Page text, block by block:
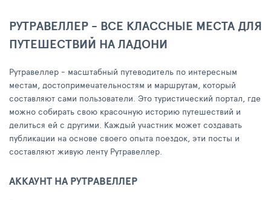
РУТРАВЕЛЛЕР - ВСЕ КЛАССНЫЕ МЕСТА ДЛЯ
ПУТЕШЕСТВИЙ НА ЛАДОНИ
Рутравеллер - масштабный путеводитель по интересным
местам, достопримечательностям и маршрутам, который
составляют сами пользователи. Это туристический портал, где
можно собирать свою красочную историю путешествий и
делиться ей с другими. Каждый участник может создавать
публикации на основе своего опыта поездок, эти посты и
составляют живую ленту Рутравеллер.
АККАУНТ НА РУТРАВЕЛЛЕР